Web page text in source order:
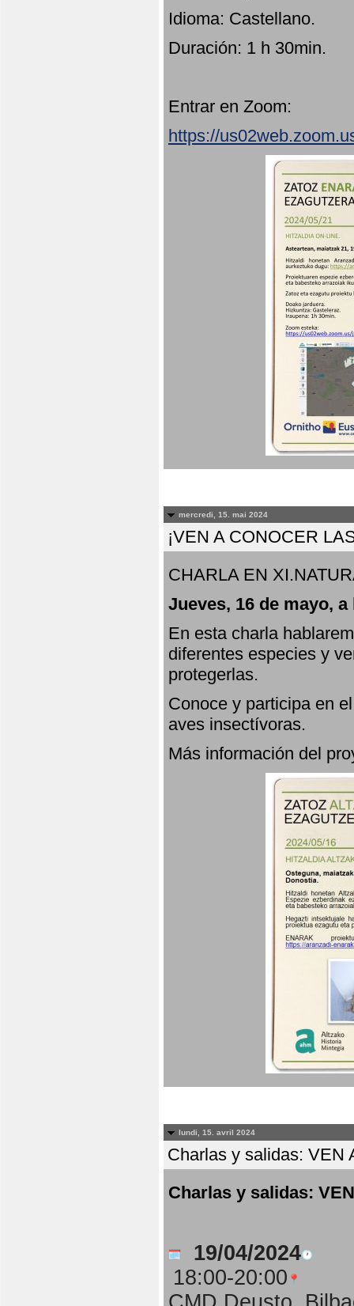
Idioma: Castellano.
Duración: 1 h 30min.
Entrar en Zoom:
https://
mercredi, 15. mai 2024
¡VEN A CONOCER
CHARLA EN
Jueves, 16 de mayo,
En esta charla
diferentes especies y
protegerlas.
Conoce y participa en
aves insectívoras.
Más información del
lundi, 15. avril 2024
Charlas y salidas: VEN
Charlas y salidas:
19/04/2024
18:00-20:00